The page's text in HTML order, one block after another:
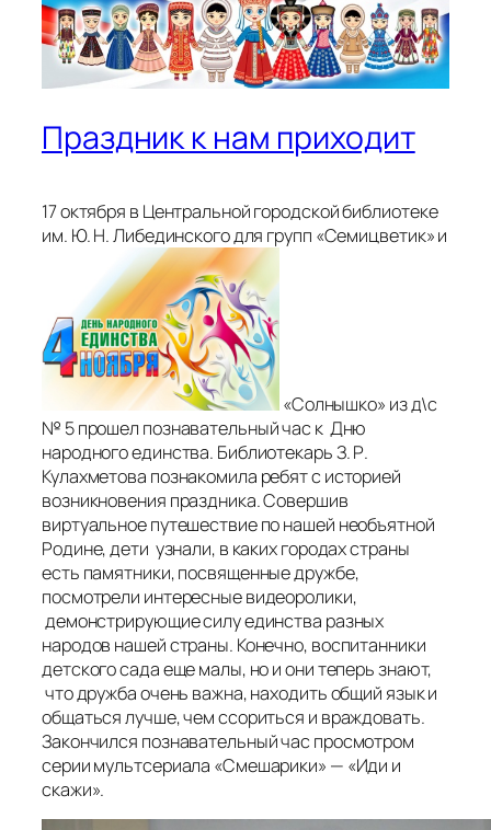
Праздник к нам приходит
17 октября в Центральной городской библиотеке
им. Ю. Н. Либединского для групп «Семицветик» и
«Солнышко» из д\с
№ 5 прошел познавательный час к Дню
народного единства. Библиотекарь З. Р.
Кулахметова познакомила ребят с историей
возникновения праздника. Совершив
виртуальное путешествие по нашей необъятной
Родине, дети узнали, в каких городах страны
есть памятники, посвященные дружбе,
посмотрели интересные видеоролики,
демонстрирующие силу единства разных
народов нашей страны. Конечно, воспитанники
детского сада еще малы, но и они теперь знают,
что дружба очень важна, находить общий язык и
общаться лучше, чем ссориться и враждовать.
Закончился познавательный час просмотром
серии мультсериала «Смешарики» — «Иди и
скажи».